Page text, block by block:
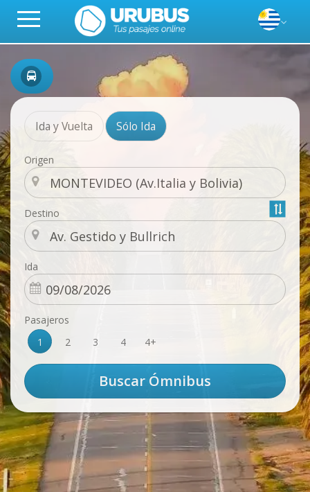
Ida y Vuelta Sólo Ida
Origen
Destino
Ida
Pasajeros
1
2 3 4 4+